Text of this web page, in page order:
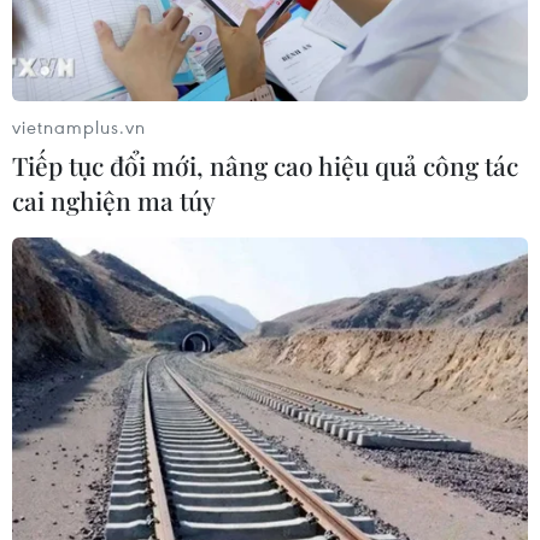
Chỉ thị số 07: Học tập và thực hành theo Bác là
nhiệm vụ trọng yếu, thường xuyên
đạo đức Hồ Chí Minh trong giai đoạn mới
Đảo Ngọc Vừng: Nơi lưu giữ vẻ đẹp hoang sơ
với những ký ức về Bác Hồ
Thêm một công trình mang tên Bác tại vùng
Viễn Đông Nga
Cầu truyền hình đặc biệt "Rạng rỡ tên Người":
Niềm tự hào Thành phố mang tên Bác
Kỷ niệm ngày sinh Chủ tịch Hồ Chí Minh
vietnamplus.vn
Tiếp tục đổi mới, nâng cao hiệu quả công tác
cai nghiện ma túy